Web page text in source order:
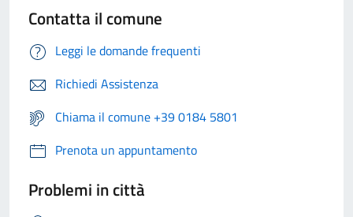
Contatta il comune
Leggi le domande frequenti
Richiedi Assistenza
Chiama il comune +39 0184 5801
Prenota un appuntamento
Problemi in città